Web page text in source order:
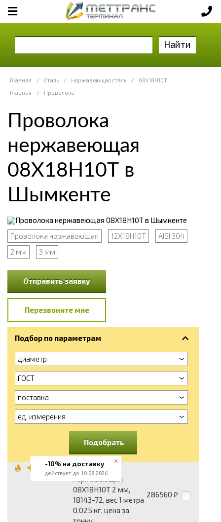
Найти
Главная / Сталь / Нержавеющая сталь /
08Х18Н10Т
Главная
/ Проволока
Проволока
нержавеющая
08Х18Н10Т в
Шымкенте
Проволока нержавеющая 12Х18Н10Т
AISI 304
2 мм
3 мм
Отправить заявку
Перезвоните мне
Подбор по параметрам
диаметр
ГОСТ
поставка
ед. измерения
Подобрать
Проволока
нержавеющая
08Х18Н10Т 2 мм,
18143-72, вес 1 метра
0.025 кг, цена за
286560 ₽
-10% на доставку
действует до 10.08.2026